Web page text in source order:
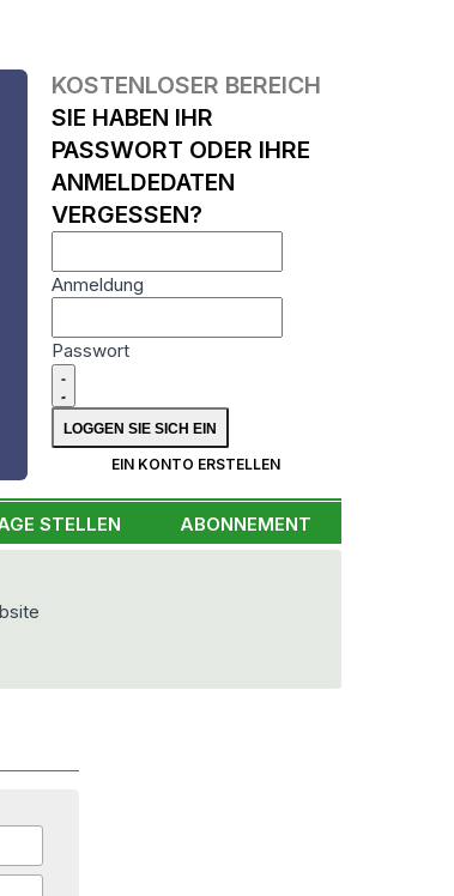
KOSTENLOSER BEREICH
SIE HABEN IHR
PASSWORT ODER IHRE
ANMELDEDATEN
VERGESSEN?
Anmeldung
Passwort
EIN KONTO ERSTELLEN
STELLEN ABONNEMENT